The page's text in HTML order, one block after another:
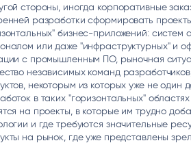
стороны, иногда корпоративные
разработки сформировать
бизнес-приложений: систем
или даже "инфраструктурных" и
с промышленным ПО, рыночная
независимых команд
некоторым из которых уже не один
в таких "горизонтальных"
на проекты, в которые им трудно
и где требуются значительные
на рынок, где уже представлены